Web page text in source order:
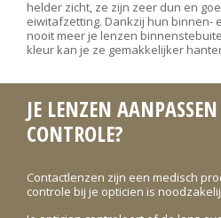
helder zicht, ze zijn zeer dun en
eiwitafzetting. Dankzij hun binnen-
nooit meer je lenzen
kleur kan je ze gemakkelijker
JE LENZEN
CONTROLE?
Contactlenzen zijn een medisch
controle bij je opticien is